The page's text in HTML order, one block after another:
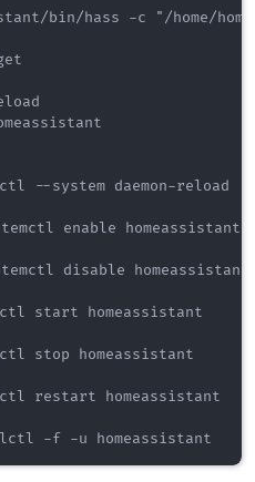
bin/hass -c "/home/
--system daemon-reload
enable homeassistant
disable homeassistant
start homeassistant
stop homeassistant
restart homeassistant